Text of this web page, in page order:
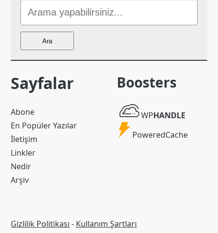
Sitede
Ara
Ara
Sayfalar
Abone
En Popüler Yazılar
İletişim
Linkler
Nedir
Arşiv
Boosters
WP
Handle
WPHANDLE
Powered
PoweredCache
Gizlilik Politikası - Kullanım Şartları